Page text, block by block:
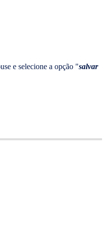
e selecione a opção "salvar